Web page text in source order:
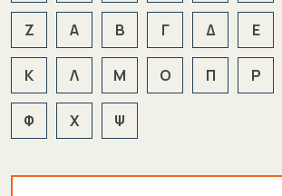
Z Α Β Γ Δ Ε
Κ Λ Μ Ο Π Ρ
Φ Χ Ψ